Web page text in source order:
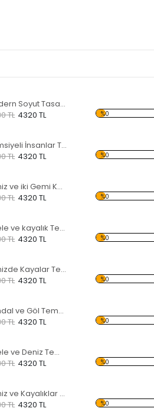
Modern Soyut Tasarım 30 Kanvas Tablo
TL 4320 TL %0
Şemsiyeli İnsanlar Temalı Kanvas Tablo
TL 4320 TL %0
deniz ve iki Gemi Kanvas Tablo
TL 4320 TL %0
İskele ve kayalık Temalı Kanvas Tablo
TL 4320 TL %0
Denizde Kayalar Temalı Kanvas Tablo
TL 4320 TL %0
Sandal ve Göl Temalı Kanvas Tablo
TL 4320 TL %0
İskele ve Deniz Temalı Kanvas Tablo
TL 4320 TL %0
Deniz ve Kayalıklar Temalı Kanvas Tablo
TL 4320 TL %0